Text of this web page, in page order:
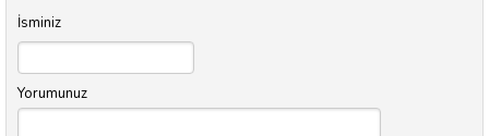
İsminiz
Yorumunuz